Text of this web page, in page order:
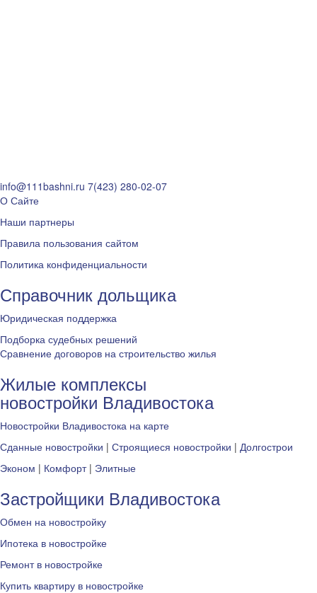
info@111bashni.ru 7(423) 280-02-07
О Сайте
Наши партнеры
Правила пользования сайтом
Политика конфиденциальности
Справочник дольщика
Юридическая поддержка
Подборка судебных решений
Сравнение договоров на строительство жилья
Жилые комплексы
новостройки Владивостока
Новостройки Владивостока на карте
Сданные новостройки | Строящиеся новостройки | Долгострои
Эконом | Комфорт| Элитные
Застройщики Владивостока
Обмен на новостройку
Ипотека в новостройке
Ремонт в новостройке
Купить квартиру в новостройке